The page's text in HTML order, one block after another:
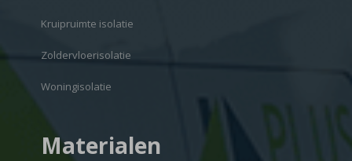
Kruipruimte isolatie
Zoldervloerisolatie
Woningisolatie
Materialen